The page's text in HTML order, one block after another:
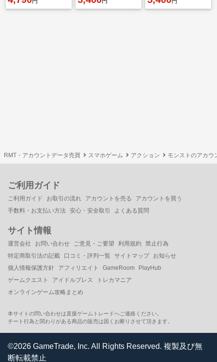
RMT・アカウントデータ売買 スマホゲーム アクション モンストのアカウ
ご利用ガイド
ご利用ガイド お取引の流れ アカウントを売る
アカウントを買う
手数料・お支払い方法 安心・安全取引 よくある質問
サイト情報
運営会社 お問い合わせ ご意見・ご要望 利用規約
禁止行為
特定商取引法の記載
口コミ・評判一覧 サイトマップ
お知らせ
個人情報保護方針
アフィリエイト GameRoom
PlayHub
ゲームクエスト
アイドルプレス
トレカマニア
オンラインゲーム攻略まとめ
本サイトの問い合わせは直接ゲームトレードへご連絡ください。
チート行為と関わりがある商品の販売は固くお断りさせて頂きます。
©2026 GameTrade, Inc. All Rights Reserved. 複製及び無
断転載禁止